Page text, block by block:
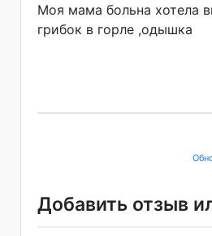
Моя мама больна хотела
грибок в горле ,одышка
Добавить отзыв